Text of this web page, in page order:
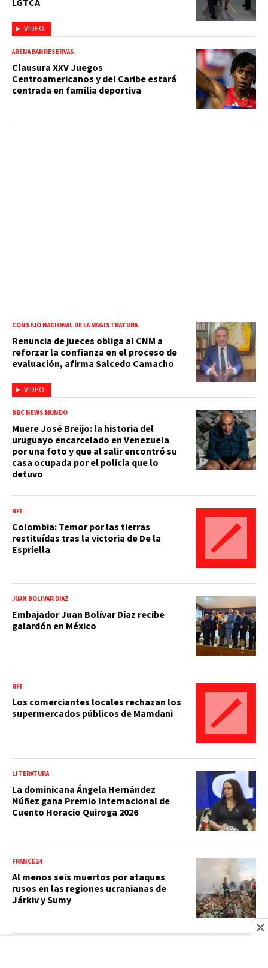
VIDEO
LGTCA
ARENA BANRESERVAS
Clausura XXV Juegos
Centroamericanos y del Caribe estará
centrada en familia deportiva
VIDEO
CONSEJO NACIONAL DE LA MAGISTRATURA
Renuncia de jueces obliga al CNM a
reforzar la confianza en el proceso de
evaluación, afirma Salcedo Camacho
BBC NEWS MUNDO
Muere José Breijo: la historia del
uruguayo encarcelado en Venezuela
por una foto y que al salir encontró su
casa ocupada por el policía que lo
detuvo
RFI
Colombia: Temor por las tierras
restituídas tras la victoria de De la
Espriella
JUAN BOLÍVAR DÍAZ
Embajador Juan Bolívar Díaz recibe
galardón en México
RFI
Los comerciantes locales rechazan los
supermercados públicos de Mamdani
LITERATURA
La dominicana Ángela Hernández
Núñez gana Premio Internacional de
Cuento Horacio Quiroga 2026
FRANCE24
Al menos seis muertos por ataques
rusos en las regiones ucranianas de
Járkiv y Sumy